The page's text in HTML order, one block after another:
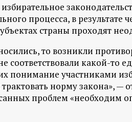
процесса, в
страны проходят
то возникли
соответствовали какой-то
понимание участниками
норму закона», —
проблем «необходим